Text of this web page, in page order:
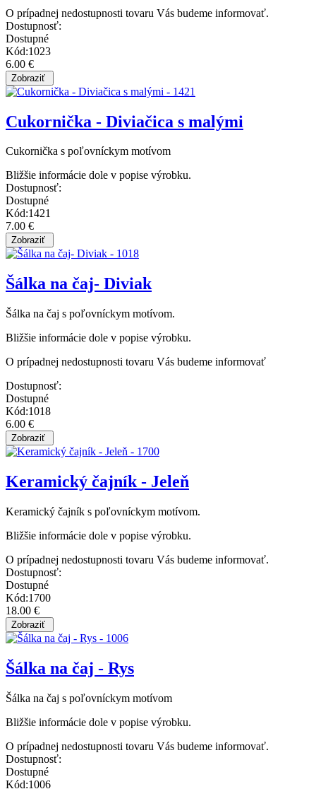
O prípadnej nedostupnosti tovaru Vás budeme informovať.
Dostupnosť:
Dostupné
Kód:1023
6.00 €
Cukornička - Diviačica s malými
Cukornička s poľovníckym motívom
Bližšie informácie dole v popise výrobku.
Dostupnosť:
Dostupné
Kód:1421
7.00 €
Šálka na čaj- Diviak
Šálka na čaj s poľovníckym motívom.
Bližšie informácie dole v popise výrobku.
O prípadnej nedostupnosti tovaru Vás budeme informovať
Dostupnosť:
Dostupné
Kód:1018
6.00 €
Keramický čajník - Jeleň
Keramický čajník s poľovníckym motívom.
Bližšie informácie dole v popise výrobku.
O prípadnej nedostupnosti tovaru Vás budeme informovať.
Dostupnosť:
Dostupné
Kód:1700
18.00 €
Šálka na čaj - Rys
Šálka na čaj s poľovníckym motívom
Bližšie informácie dole v popise výrobku.
O prípadnej nedostupnosti tovaru Vás budeme informovať.
Dostupnosť:
Dostupné
Kód:1006